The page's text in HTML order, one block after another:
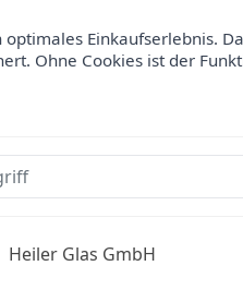
Einkaufserlebnis.
Ohne Cookies ist der
Heiler Glas GmbH